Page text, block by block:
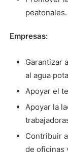
peatonales.
Empresas:
Garantizar
al agua
Apoyar el
Apoyar la
Contribuir
de oficinas